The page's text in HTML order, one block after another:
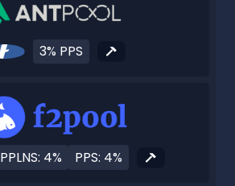
3% PPS
PPLNS: 4% PPS: 4%